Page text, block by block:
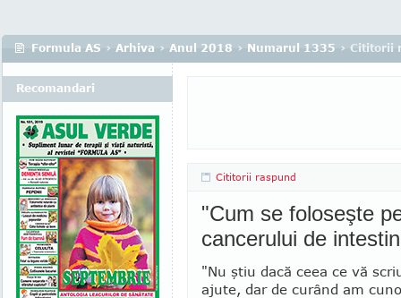
Formula AS › Arhiva › Anul 2018 › Numarul 1335 › Cititorii
Cititorii raspund
"Cum se foloseşte
cancerului de
"Nu ştiu dacă ceea ce vă
ajute, dar de curând am
Recomandari